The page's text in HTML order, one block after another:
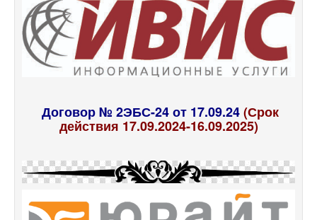
Договор № 2ЭБС-24 от 17.09.24(Срок
действия 17.09.2024-16.09.2025)